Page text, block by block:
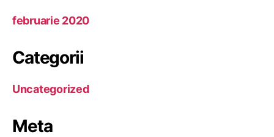
februarie 2020
Categorii
Uncategorized
Meta